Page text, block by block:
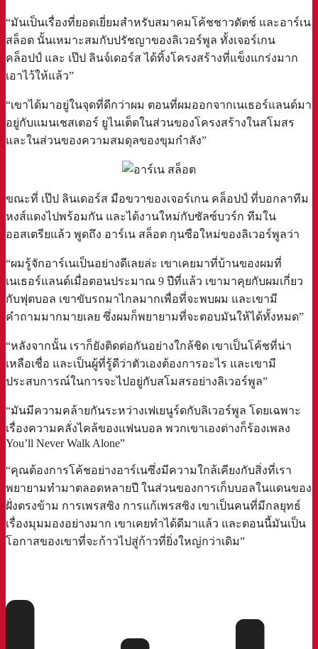
“มันเป็นเรื่องที่ยอดเยี่ยมสำหรับสมาคมโค้ชชาวดัตช์ และอาร์เน
สล็อต นั้นเหมาะสมกับปรัชญาของลิเวอร์พูล ทั้งเจอร์เกน
คล็อปป์ และ เป๊ป ลินจ์เดอร์ส ได้ทิ้งโครงสร้างที่แข็งแกร่งมาก
เอาไว้ให้แล้ว”
“เขาได้มาอยู่ในจุดที่ดีกว่าผม ตอนที่ผมออกจากเนเธอร์แลนด์มา
อยู่กับแมนเชสเตอร์ ยูไนเต็ดในส่วนของโครงสร้างในสโมสร
และในส่วนของความสมดุลของขุมกำลัง”
ขณะที่ เป๊ป ลินเดอร์ส มือขวาของเจอร์เกน คล็อปป์ ที่บอกลาทีม
หงส์แดงไปพร้อมกัน และได้งานใหม่กับซัลซ์บวร์ก ทีมใน
ออสเตรียแล้ว พูดถึง อาร์เน สล็อต กุนซือใหม่ของลิเวอร์พูลว่า
“ผมรู้จักอาร์เนเป็นอย่างดีเลยล่ะ เขาเคยมาที่บ้านของผมที่
เนเธอร์แลนด์เมื่อตอนประมาณ 9 ปีที่แล้ว เขามาคุยกับผมเกี่ยว
กับฟุตบอล เขาขับรถมาไกลมากเพื่อที่จะพบผม และเขามี
คำถามมากมายเลย ซึ่งผมก็พยายามที่จะตอบมันให้ได้ทั้งหมด”
“หลังจากนั้น เราก็ยังติดต่อกันอย่างใกล้ชิด เขาเป็นโค้ชที่น่า
เหลือเชื่อ และเป็นผู้ที่รู้ดีว่าตัวเองต้องการอะไร และเขามี
ประสบการณ์ในการจะไปอยู่กับสโมสรอย่างลิเวอร์พูล”
“มันมีความคล้ายกันระหว่างเฟเยนูร์ดกับลิเวอร์พูล โดยเฉพาะ
เรื่องความคลั่งไคล้ของแฟนบอล พวกเขาเองต่างก็ร้องเพลง
You’ll Never Walk Alone”
“คุณต้องการโค้ชอย่างอาร์เนซึ่งมีความใกล้เคียงกับสิ่งที่เรา
พยายามทำมาตลอดหลายปี ในส่วนของการเก็บบอลในแดนของ
ฝั่งตรงข้าม การเพรสซิง การแก้เพรสซิง เขาเป็นคนที่มีกลยุทธ์
เรื่องมุมมองอย่างมาก เขาเคยทำได้ดีมาแล้ว และตอนนี้มันเป็น
โอกาสของเขาที่จะก้าวไปสู่ก้าวที่ยิ่งใหญ่กว่าเดิม”